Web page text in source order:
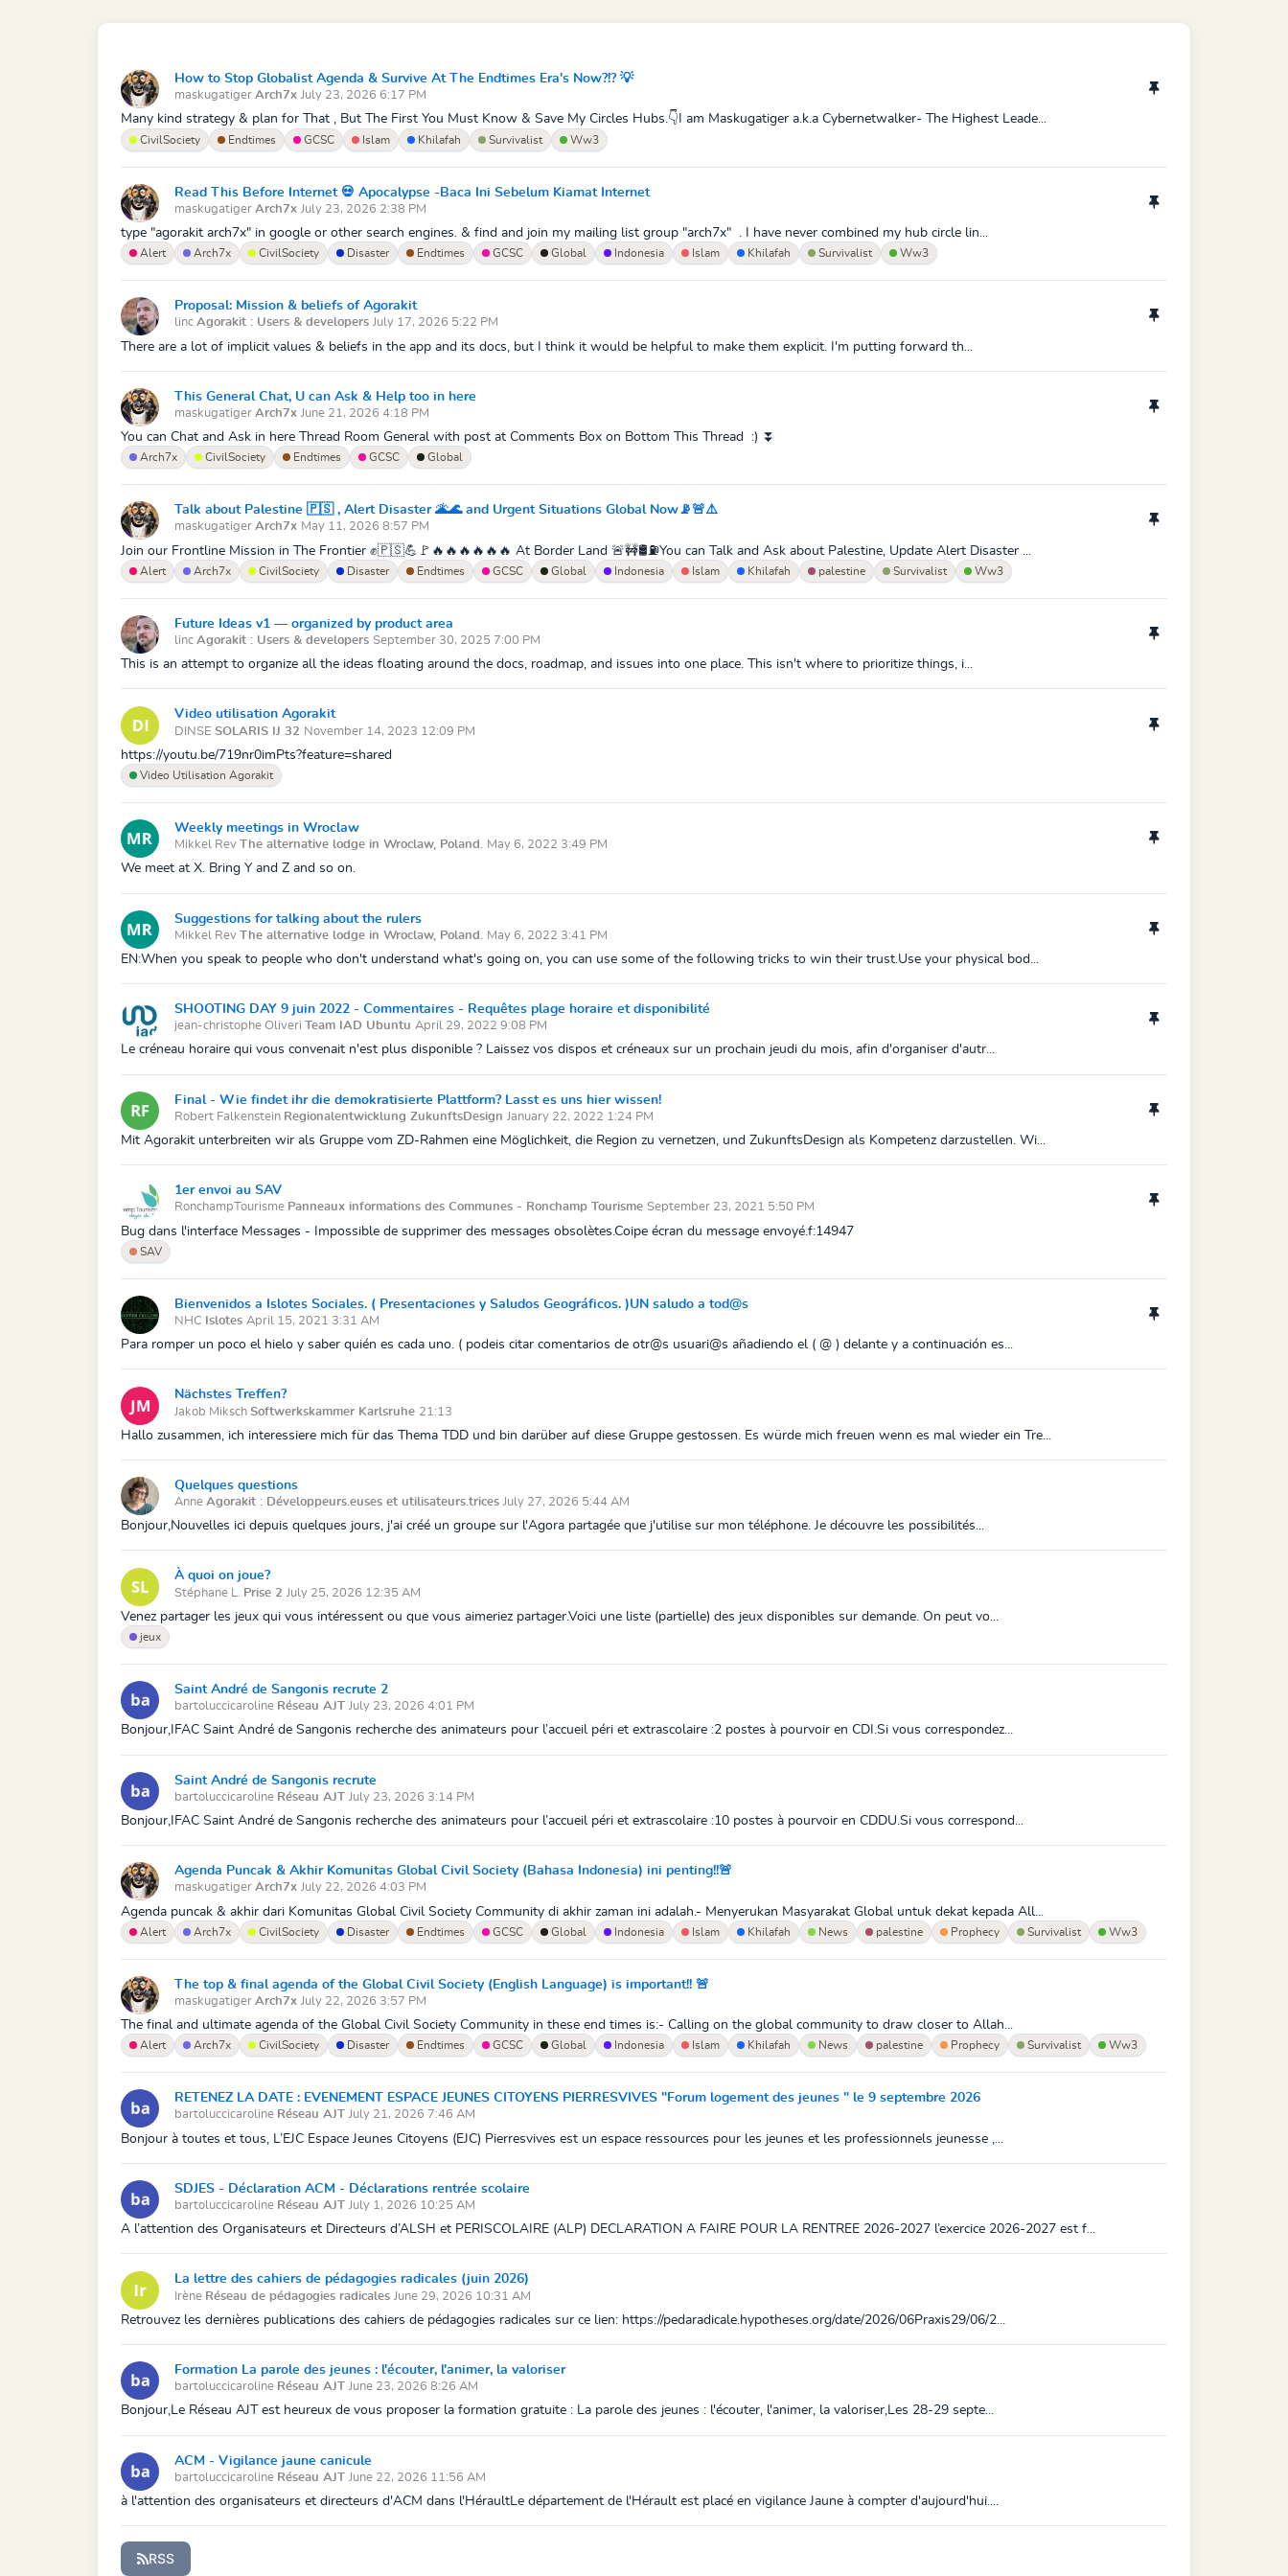
How to Stop Globalist Agenda & Survive At The Endtimes Era's Now?!? 💡
maskugatiger Arch7x July 23, 2026 6:17 PM
Many kind strategy & plan for That , But The First You Must Know & Save My Circles Hubs.👇I am Maskugatiger a.k.a Cybernetwalker- The Highest Leade...
CivilSociety Endtimes GCSC Islam Khilafah Survivalist Ww3
Read This Before Internet 💀 Apocalypse -Baca Ini Sebelum Kiamat Internet
maskugatiger Arch7x July 23, 2026 2:38 PM
type "agorakit arch7x" in google or other search engines. & find and join my mailing list group "arch7x" . I have never combined my hub circle lin...
Alert Arch7x CivilSociety Disaster Endtimes GCSC Global Indonesia Islam Khilafah Survivalist Ww3
Proposal: Mission & beliefs of Agorakit
linc Agorakit : Users & developers July 17, 2026 5:22 PM
There are a lot of implicit values & beliefs in the app and its docs, but I think it would be helpful to make them explicit. I'm putting forward th...
This General Chat, U can Ask & Help too in here
maskugatiger Arch7x June 21, 2026 4:18 PM
You can Chat and Ask in here Thread Room General with post at Comments Box on Bottom This Thread :) ⏬
Arch7x CivilSociety Endtimes GCSC Global
Talk about Palestine 🇵🇸 , Alert Disaster 🌋🌊 and Urgent Situations Global Now📡🚨⚠️
maskugatiger Arch7x May 11, 2026 8:57 PM
Join our Frontline Mission in The Frontier ✊🇵🇸💪🚩🔥🔥🔥🔥🔥🔥 At Border Land 🚨🚧🛢️⛽You can Talk and Ask about Palestine, Update Alert Disaster ...
Alert Arch7x CivilSociety Disaster Endtimes GCSC Global Indonesia Islam Khilafah palestine Survivalist Ww3
Future Ideas v1 — organized by product area
linc Agorakit : Users & developers September 30, 2025 7:00 PM
This is an attempt to organize all the ideas floating around the docs, roadmap, and issues into one place. This isn't where to prioritize things, i...
Video utilisation Agorakit
DINSE SOLARIS IJ 32 November 14, 2023 12:09 PM
https://youtu.be/719nr0imPts?feature=shared
Video Utilisation Agorakit
Weekly meetings in Wroclaw
Mikkel Rev The alternative lodge in Wroclaw, Poland. May 6, 2022 3:49 PM
We meet at X. Bring Y and Z and so on.
Suggestions for talking about the rulers
Mikkel Rev The alternative lodge in Wroclaw, Poland. May 6, 2022 3:41 PM
EN:When you speak to people who don't understand what's going on, you can use some of the following tricks to win their trust.Use your physical bod...
SHOOTING DAY 9 juin 2022 - Commentaires - Requêtes plage horaire et disponibilité
jean-christophe Oliveri Team IAD Ubuntu April 29, 2022 9:08 PM
Le créneau horaire qui vous convenait n'est plus disponible ? Laissez vos dispos et créneaux sur un prochain jeudi du mois, afin d'organiser d'autr...
Final - Wie findet ihr die demokratisierte Plattform? Lasst es uns hier wissen!
Robert Falkenstein Regionalentwicklung ZukunftsDesign January 22, 2022 1:24 PM
Mit Agorakit unterbreiten wir als Gruppe vom ZD-Rahmen eine Möglichkeit, die Region zu vernetzen, und ZukunftsDesign als Kompetenz darzustellen. Wi...
1er envoi au SAV
RonchampTourisme Panneaux informations des Communes - Ronchamp Tourisme September 23, 2021 5:50 PM
Bug dans l'interface Messages - Impossible de supprimer des messages obsolètes.Coipe écran du message envoyé.f:14947
SAV
Bienvenidos a Islotes Sociales. ( Presentaciones y Saludos Geográficos. )UN saludo a tod@s
NHC Islotes April 15, 2021 3:31 AM
Para romper un poco el hielo y saber quién es cada uno. ( podeis citar comentarios de otr@s usuari@s añadiendo el ( @ ) delante y a continuación es...
Nächstes Treffen?
Jakob Miksch Softwerkskammer Karlsruhe 21:13
Hallo zusammen, ich interessiere mich für das Thema TDD und bin darüber auf diese Gruppe gestossen. Es würde mich freuen wenn es mal wieder ein Tre...
Quelques questions
Anne Agorakit : Développeurs.euses et utilisateurs.trices July 27, 2026 5:44 AM
Bonjour,Nouvelles ici depuis quelques jours, j'ai créé un groupe sur l'Agora partagée que j'utilise sur mon téléphone. Je découvre les possibilités...
À quoi on joue?
Stéphane L. Prise 2 July 25, 2026 12:35 AM
Venez partager les jeux qui vous intéressent ou que vous aimeriez partager.Voici une liste (partielle) des jeux disponibles sur demande. On peut vo...
jeux
Saint André de Sangonis recrute 2
bartoluccicaroline Réseau AJT July 23, 2026 4:01 PM
Bonjour,IFAC Saint André de Sangonis recherche des animateurs pour l’accueil péri et extrascolaire :2 postes à pourvoir en CDI.Si vous correspondez...
Saint André de Sangonis recrute
bartoluccicaroline Réseau AJT July 23, 2026 3:14 PM
Bonjour,IFAC Saint André de Sangonis recherche des animateurs pour l’accueil péri et extrascolaire :10 postes à pourvoir en CDDU.Si vous correspond...
Agenda Puncak & Akhir Komunitas Global Civil Society (Bahasa Indonesia) ini penting!!🚨
maskugatiger Arch7x July 22, 2026 4:03 PM
Agenda puncak & akhir dari Komunitas Global Civil Society Community di akhir zaman ini adalah.- Menyerukan Masyarakat Global untuk dekat kepada All...
Alert Arch7x CivilSociety Disaster Endtimes GCSC Global Indonesia Islam Khilafah News palestine Prophecy Survivalist Ww3
The top & final agenda of the Global Civil Society (English Language) is important!! 🚨
maskugatiger Arch7x July 22, 2026 3:57 PM
The final and ultimate agenda of the Global Civil Society Community in these end times is:- Calling on the global community to draw closer to Allah...
Alert Arch7x CivilSociety Disaster Endtimes GCSC Global Indonesia Islam Khilafah News palestine Prophecy Survivalist Ww3
RETENEZ LA DATE : EVENEMENT ESPACE JEUNES CITOYENS PIERRESVIVES "Forum logement des jeunes " le 9 septembre 2026
bartoluccicaroline Réseau AJT July 21, 2026 7:46 AM
Bonjour à toutes et tous, L’EJC Espace Jeunes Citoyens (EJC) Pierresvives est un espace ressources pour les jeunes et les professionnels jeunesse ,...
SDJES - Déclaration ACM - Déclarations rentrée scolaire
bartoluccicaroline Réseau AJT July 1, 2026 10:25 AM
A l’attention des Organisateurs et Directeurs d’ALSH et PERISCOLAIRE (ALP) DECLARATION A FAIRE POUR LA RENTREE 2026-2027 l’exercice 2026-2027 est f...
La lettre des cahiers de pédagogies radicales (juin 2026)
Irène Réseau de pédagogies radicales June 29, 2026 10:31 AM
Retrouvez les dernières publications des cahiers de pédagogies radicales sur ce lien: https://pedaradicale.hypotheses.org/date/2026/06Praxis29/06/2...
Formation La parole des jeunes : l'écouter, l'animer, la valoriser
bartoluccicaroline Réseau AJT June 23, 2026 8:26 AM
Bonjour,Le Réseau AJT est heureux de vous proposer la formation gratuite : La parole des jeunes : l'écouter, l'animer, la valoriser,Les 28-29 septe...
ACM - Vigilance jaune canicule
bartoluccicaroline Réseau AJT June 22, 2026 11:56 AM
à l'attention des organisateurs et directeurs d'ACM dans l'HéraultLe département de l'Hérault est placé en vigilance Jaune à compter d'aujourd'hui....
RSS